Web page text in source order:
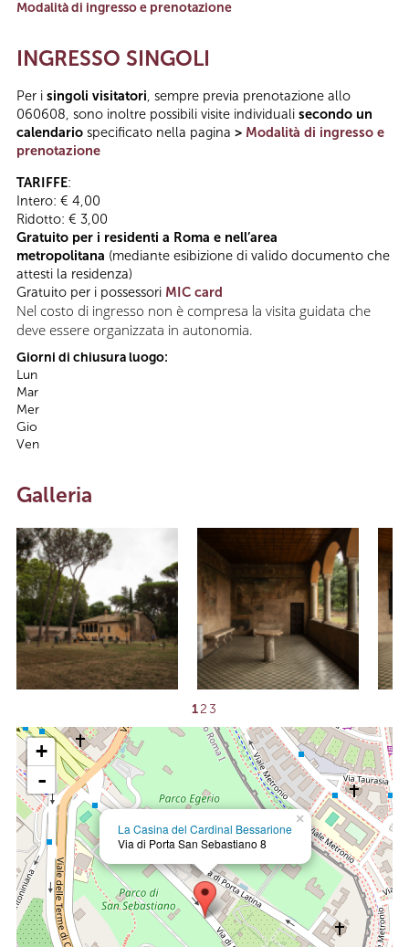
Modalità di ingresso e prenotazione
INGRESSO SINGOLI
Per i singoli visitatori, sempre previa prenotazione allo
060608, sono inoltre possibili visite individuali secondo un
calendario specificato nella pagina > Modalità di ingresso e
prenotazione
TARIFFE:
Intero: € 4,00
Ridotto: € 3,00
Gratuito per i residenti a Roma e nell’area
metropolitana (mediante esibizione di valido documento che
attesti la residenza)
Gratuito per i possessori MIC card
Nel costo di ingresso non è compresa la visita guidata che
deve essere organizzata in autonomia.
Giorni di chiusura luogo:
Lun
Mar
Mer
Gio
Ven
Galleria
123
×
La Casina del Cardinal Bessarione
Via di Porta San Sebastiano 8
+
-